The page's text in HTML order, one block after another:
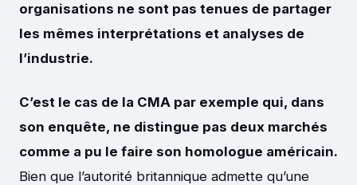
organisations ne sont pas tenues de partager
les mêmes interprétations et analyses de
l’industrie.
C’est le cas de la CMA par exemple qui, dans
son enquête, ne distingue pas deux marchés
comme a pu le faire son homologue américain.
Bien que l’autorité britannique admette qu’une